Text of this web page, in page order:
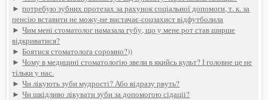
►потребую зубних протезах за рахунок соціальної допомоги, т. к. за
пенсію вставити не можу-не вистачає-соцзахист відфутболила
►Чим мені стоматолог намазала губу, що у мене рот став ширше
відкриватися?
►Боятися стоматолога соромно?))
►Чому в медицині стоматологію звели в якийсь культ? І головне це не
тільки у нас.
►Чи лікують зуби мудрості? Або відразу рвуть?
►Чи шкідливо лікувати зуби за допомогою сідаціі?